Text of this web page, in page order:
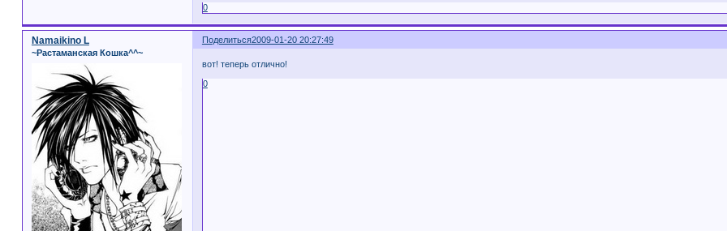
0
Поделиться2009-01-20 20:27:49
Namaikino L
~Растаманская Кошка^^~
вот! теперь отлично!
0